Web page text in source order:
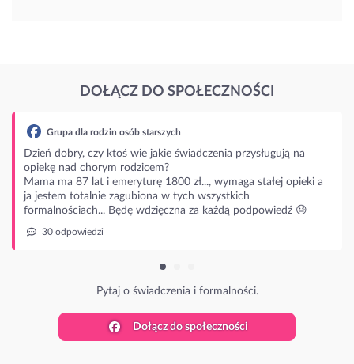
DOŁĄCZ DO SPOŁECZNOŚCI
na
stałej opieki a
😓
Dołącz do społeczności